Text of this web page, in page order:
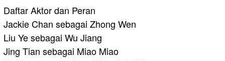
Daftar Aktor dan Peran
Jackie Chan sebagai Zhong Wen
Liu Ye sebagai Wu Jiang
Jing Tian sebagai Miao Miao